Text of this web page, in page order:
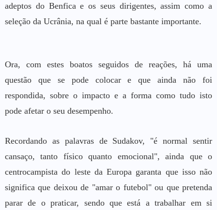
adeptos do Benfica e os seus dirigentes, assim como a
seleção da Ucrânia, na qual é parte bastante importante.
Ora, com estes boatos seguidos de reações, há uma
questão que se pode colocar e que ainda não foi
respondida, sobre o impacto e a forma como tudo isto
pode afetar o seu desempenho.
Recordando as palavras de Sudakov, "é normal sentir
cansaço, tanto físico quanto emocional", ainda que o
centrocampista do leste da Europa garanta que isso não
significa que deixou de "amar o futebol" ou que pretenda
parar de o praticar, sendo que está a trabalhar em si